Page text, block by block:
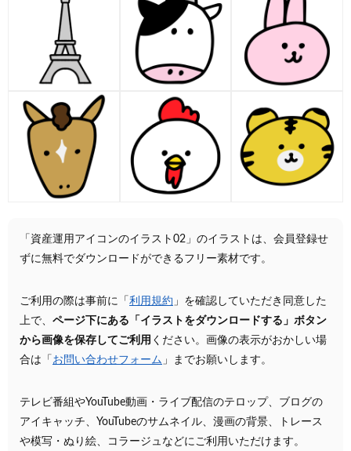
「資産運用アイコンのイラスト02」のイラストは、会員登録せ
ずに無料でダウンロードができるフリー素材です。
ご利用の際は事前に「 利用規約 」を確認していただき同意した
上で、 ページ下にある「イラストをダウンロードする」ボタン
から画像を保存してご利用 ください。画像の表示がおかしい場
合は「 お問い合わせフォーム 」までお願いします。
テレビ番組やYouTube動画・ライブ配信のテロップ、ブログの
アイキャッチ、YouTubeのサムネイル、漫画の背景、トレース
や模写・ぬり絵、コラージュなどにご利用いただけます。